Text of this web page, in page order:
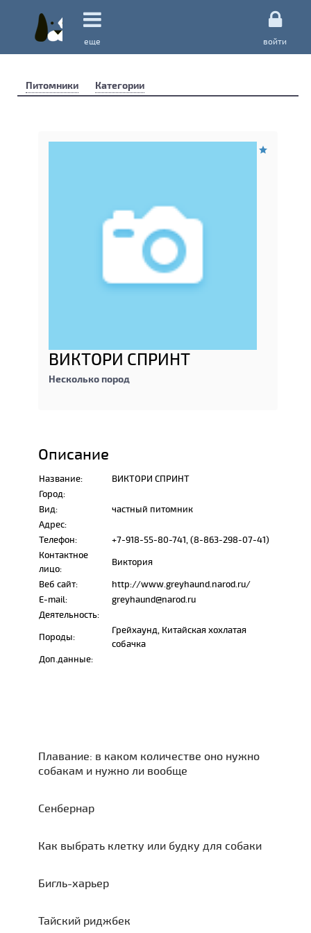
еще войти
Питомники Категории
ВИКТОРИ СПРИНТ
Несколько пород
Описание
Название:
ВИКТОРИ СПРИНТ
Город:
Вид:
частный питомник
Адрес:
Телефон:
+7-918-55-80-741, (8-863-298-07-41)
Контактное
лицо:
Виктория
Веб сайт:
http://www.greyhaund.narod.ru/
E-mail:
greyhaund@narod.ru
Деятельность:
Породы:
Грейхаунд, Китайская хохлатая
собачка
Доп.данные:
Плавание: в каком количестве оно нужно
собакам и нужно ли вообще
Сенбернар
Как выбрать клетку или будку для собаки
Бигль-харьер
Тайский риджбек